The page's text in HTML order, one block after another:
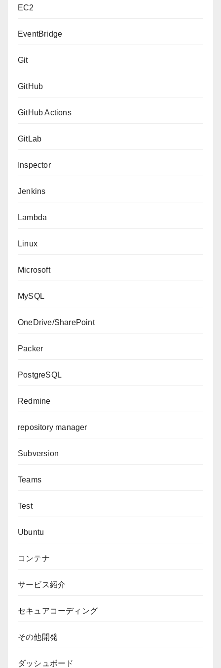
EC2
EventBridge
Git
GitHub
GitHub Actions
GitLab
Inspector
Jenkins
Lambda
Linux
Microsoft
MySQL
OneDrive/SharePoint
Packer
PostgreSQL
Redmine
repository manager
Subversion
Teams
Test
Ubuntu
コンテナ
サービス紹介
セキュアコーディング
その他開発
ダッシュボード